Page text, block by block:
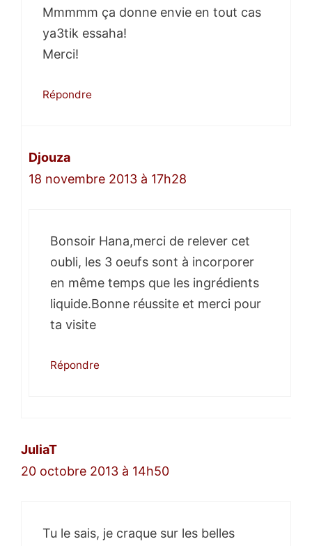
Mmmmm ça donne envie en tout cas
ya3tik essaha!
Merci!
Répondre
Djouza
18 novembre 2013 à 17h28
Bonsoir Hana,merci de relever cet
oubli, les 3 oeufs sont à incorporer
en même temps que les ingrédients
liquide.Bonne réussite et merci pour
ta visite
Répondre
JuliaT
20 octobre 2013 à 14h50
Tu le sais, je craque sur les belles